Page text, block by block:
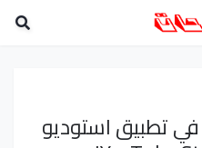
تطبيق استوديو